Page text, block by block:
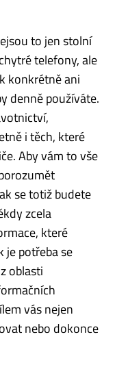
to jen stolní
telefony, ale
konkrétně ani
denně používáte.
i těch, které
Aby vám to vše
se totiž budete
zcela
které
je potřeba se
oblasti
vás nejen
nebo dokonce